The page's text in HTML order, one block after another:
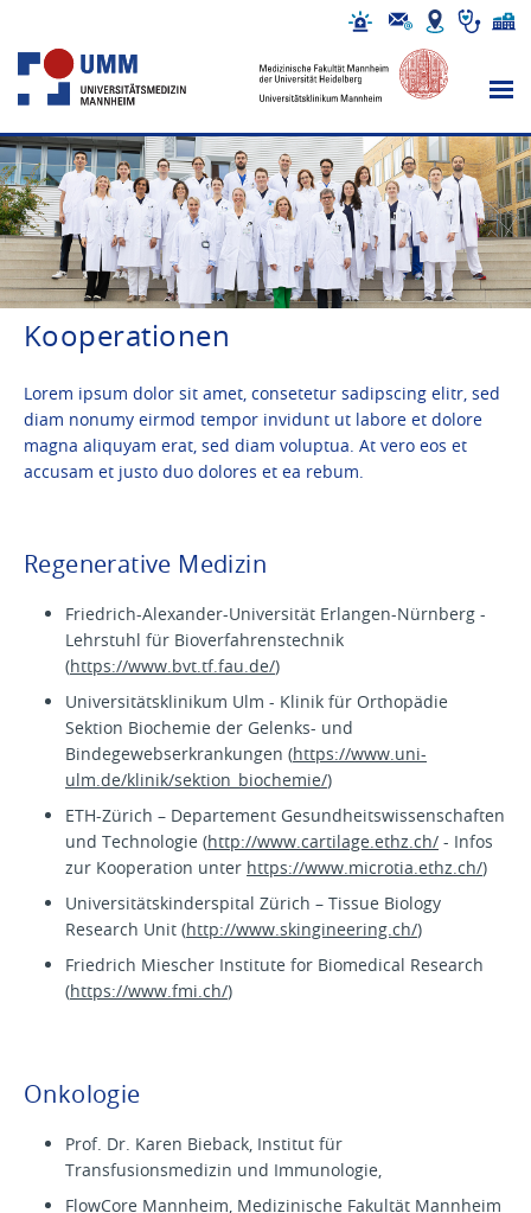
Kooperationen
Lorem ipsum dolor sit amet, consetetur sadipscing elitr, sed
diam nonumy eirmod tempor invidunt ut labore et dolore
magna aliquyam erat, sed diam voluptua. At vero eos et
accusam et justo duo dolores et ea rebum.
Regenerative Medizin
Friedrich-Alexander-Universität Erlangen-Nürnberg -
Lehrstuhl für Bioverfahrenstechnik
(https://www.bvt.tf.fau.de/)
Universitätsklinikum Ulm - Klinik für Orthopädie
Sektion Biochemie der Gelenks- und
Bindegewebserkrankungen (https://www.uni-
ulm.de/klinik/sektion_biochemie/)
ETH-Zürich – Departement Gesundheitswissenschaften
und Technologie (http://www.cartilage.ethz.ch/ - Infos
zur Kooperation unter https://www.microtia.ethz.ch/)
Universitätskinderspital Zürich – Tissue Biology
Research Unit (http://www.skingineering.ch/)
Friedrich Miescher Institute for Biomedical Research
(https://www.fmi.ch/)
Onkologie
Prof. Dr. Karen Bieback, Institut für
Transfusionsmedizin und Immunologie,
FlowCore Mannheim, Medizinische Fakultät Mannheim